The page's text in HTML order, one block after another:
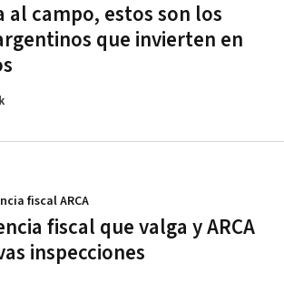
al campo, estos son los
que invierten en
fiscal que valga y ARCA
inspecciones
fiscal ARCA